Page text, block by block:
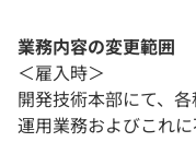
業務内容の変更範囲
＜雇入時＞
開発技術本部にて、
運用業務およびこれ